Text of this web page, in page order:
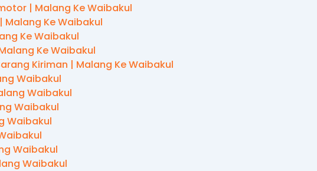
| Malang Ke Waibakul
Malang Ke Waibakul
Ke Waibakul
Ke Waibakul
Kiriman | Malang Ke Waibakul
Waibakul
Waibakul
Waibakul
Waibakul
Waibakul
Waibakul